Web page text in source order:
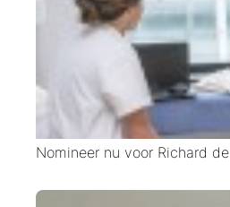
Nomineer nu voor Richard